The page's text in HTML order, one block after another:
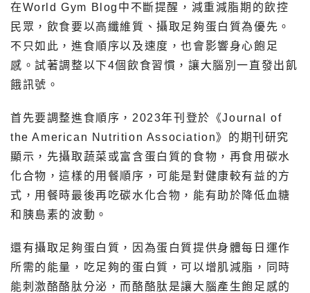
在World Gym Blog中不斷提醒，減重減脂期的飲控
民眾，飲食要以高纖維質、攝取足夠蛋白質為優先。
不只如此，進食順序以及速度，也會影響身心飽足
感。試著調整以下4個飲食習慣，讓大腦別一直發出飢
餓訊號。
首先要調整進食順序，2023年刊登於《Journal of
the American Nutrition Association》的期刊研究
顯示，先攝取蔬菜或富含蛋白質的食物，再食用碳水
化合物，這樣的用餐順序，可能是對健康較有益的方
式，用餐時最後再吃碳水化合物，能有助於降低血糖
和胰島素的波動。
還有攝取足夠蛋白質，因為蛋白質提供身體每日運作
所需的能量，吃足夠的蛋白質，可以增肌減脂，同時
能刺激酪酪肽分泌，而酪酪肽是讓大腦產生飽足感的